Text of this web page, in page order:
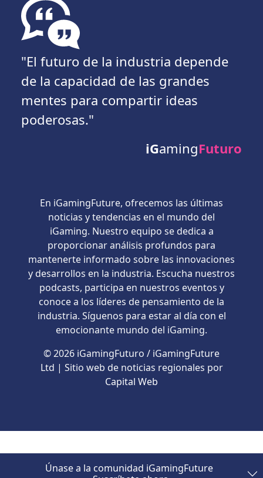
"El futuro de la industria depende
de la capacidad de las grandes
mentes para compartir ideas
poderosas."
iGamingFuturo
En iGamingFuture, ofrecemos las últimas
noticias y tendencias en el mundo del
iGaming. Nuestro equipo se dedica a
proporcionar análisis profundos para
mantenerte informado sobre las innovaciones
y desarrollos en la industria. Escucha nuestros
podcasts, participa en nuestros eventos y
conoce a los líderes de pensamiento de la
industria. Síguenos para estar al día con el
emocionante mundo del iGaming.
© 2026 iGamingFuturo / iGamingFuture
Ltd | Sitio web de noticias regionales por
Capital Web
Únase a la comunidad iGamingFuture